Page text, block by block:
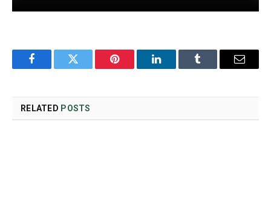
FacebookTwitter Pinterest LinkedInTumblr Email
RELATED POSTS